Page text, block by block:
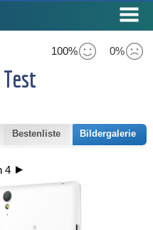
100% 0%
Bestenliste Bildergalerie
4